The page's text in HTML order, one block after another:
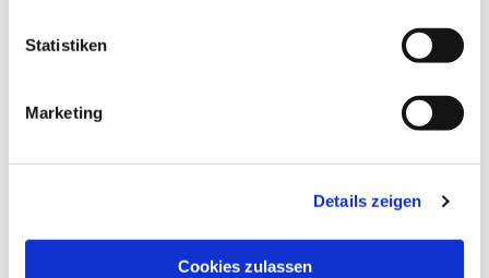
Statistiken
Marketing
Details zeigen
Cookies zulassen